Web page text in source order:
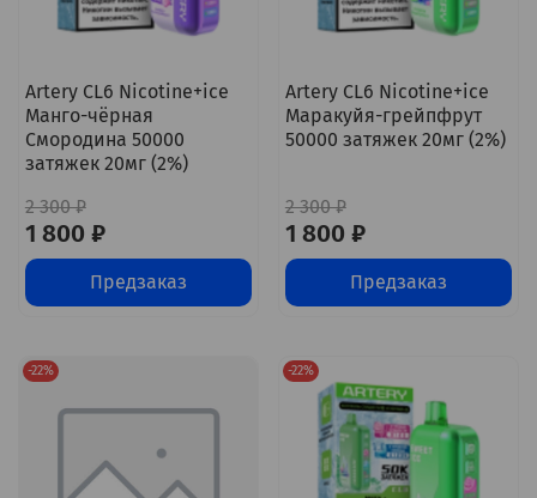
Artery CL6 Nicotine+ice
Манго-чёрная
Смородина 50000
затяжек 20мг (2%)
2 300 ₽
1 800 ₽
Предзаказ
Artery CL6 Nicotine+ice
Маракуйя-грейпфрут
50000 затяжек 20мг (2%)
2 300 ₽
1 800 ₽
Предзаказ
-22% -22%